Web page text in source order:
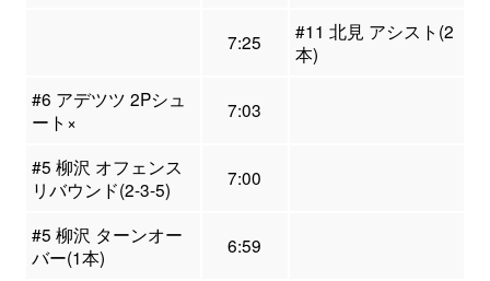
7:25
#11 北見 アシスト(2
本)
#6 アデツツ 2Pシュ
ート×
7:03
#5 柳沢 オフェンス
リバウンド(2-3-5)
7:00
#5 柳沢 ターンオー
バー(1本)
6:59